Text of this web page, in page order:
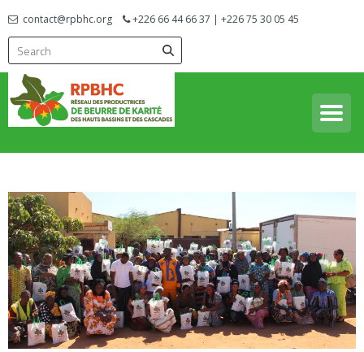
contact@rpbhc.org +226 66 44 66 37 | +226 75 30 05 45
RPBHC
Réseau des Productrices de Beurre de Karité des Hauts Bassins